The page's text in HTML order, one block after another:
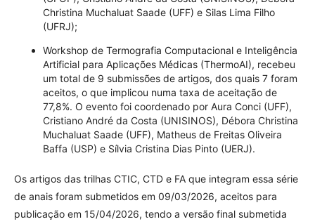
Christina Muchaluat Saade (UFF) e Silas Lima Filho
(UFRJ);
Workshop de Termografia Computacional e Inteligência
Artificial para Aplicações Médicas (ThermoAI), recebeu
um total de 9 submissões de artigos, dos quais 7 foram
aceitos, o que implicou numa taxa de aceitação de
77,8%. O evento foi coordenado por Aura Conci (UFF),
Cristiano André da Costa (UNISINOS), Débora Christina
Muchaluat Saade (UFF), Matheus de Freitas Oliveira
Baffa (USP) e Sílvia Cristina Dias Pinto (UERJ).
Os artigos das trilhas CTIC, CTD e FA que integram essa série
de anais foram submetidos em 09/03/2026, aceitos para
publicação em 15/04/2026, tendo a versão final submetida